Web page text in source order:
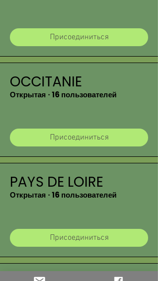
Присоединиться
OCCITANIE
Открытая ·16 пользователей
Присоединиться
PAYS DE LOIRE
Открытая ·16 пользователей
Присоединиться